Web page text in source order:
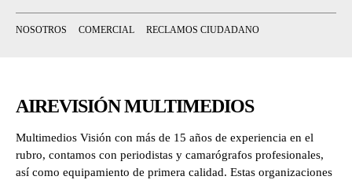
NOSOTROS COMERCIAL RECLAMOS CIUDADANO
AIREVISIÓN MULTIMEDIOS
Multimedios Visión con más de 15 años de experiencia en el
rubro, contamos con periodistas y camarógrafos profesionales,
así como equipamiento de primera calidad. Estas organizaciones